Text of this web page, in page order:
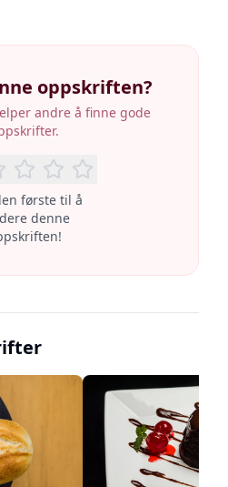
oppskriften?
andre å finne gode
første til å
denne